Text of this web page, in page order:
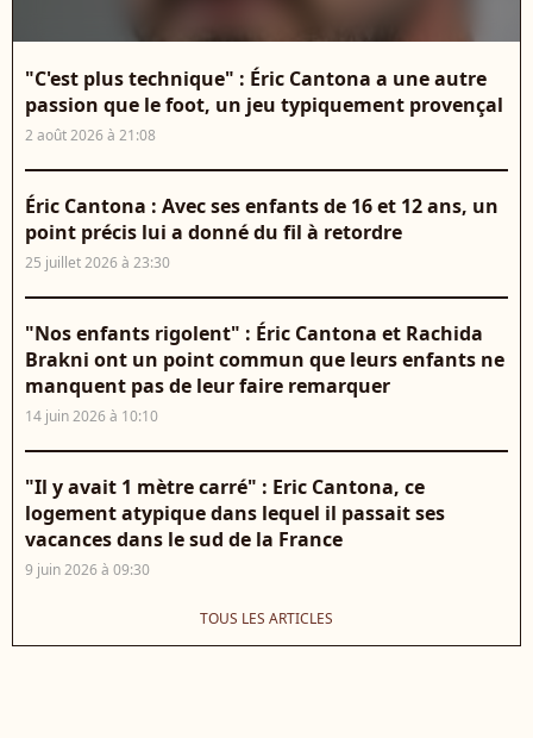
"C'est plus technique" : Éric Cantona a une autre
passion que le foot, un jeu typiquement provençal
2 août 2026 à 21:08
Éric Cantona : Avec ses enfants de 16 et 12 ans, un
point précis lui a donné du fil à retordre
25 juillet 2026 à 23:30
"Nos enfants rigolent" : Éric Cantona et Rachida
Brakni ont un point commun que leurs enfants ne
manquent pas de leur faire remarquer
14 juin 2026 à 10:10
"Il y avait 1 mètre carré" : Eric Cantona, ce
logement atypique dans lequel il passait ses
vacances dans le sud de la France
9 juin 2026 à 09:30
TOUS LES ARTICLES